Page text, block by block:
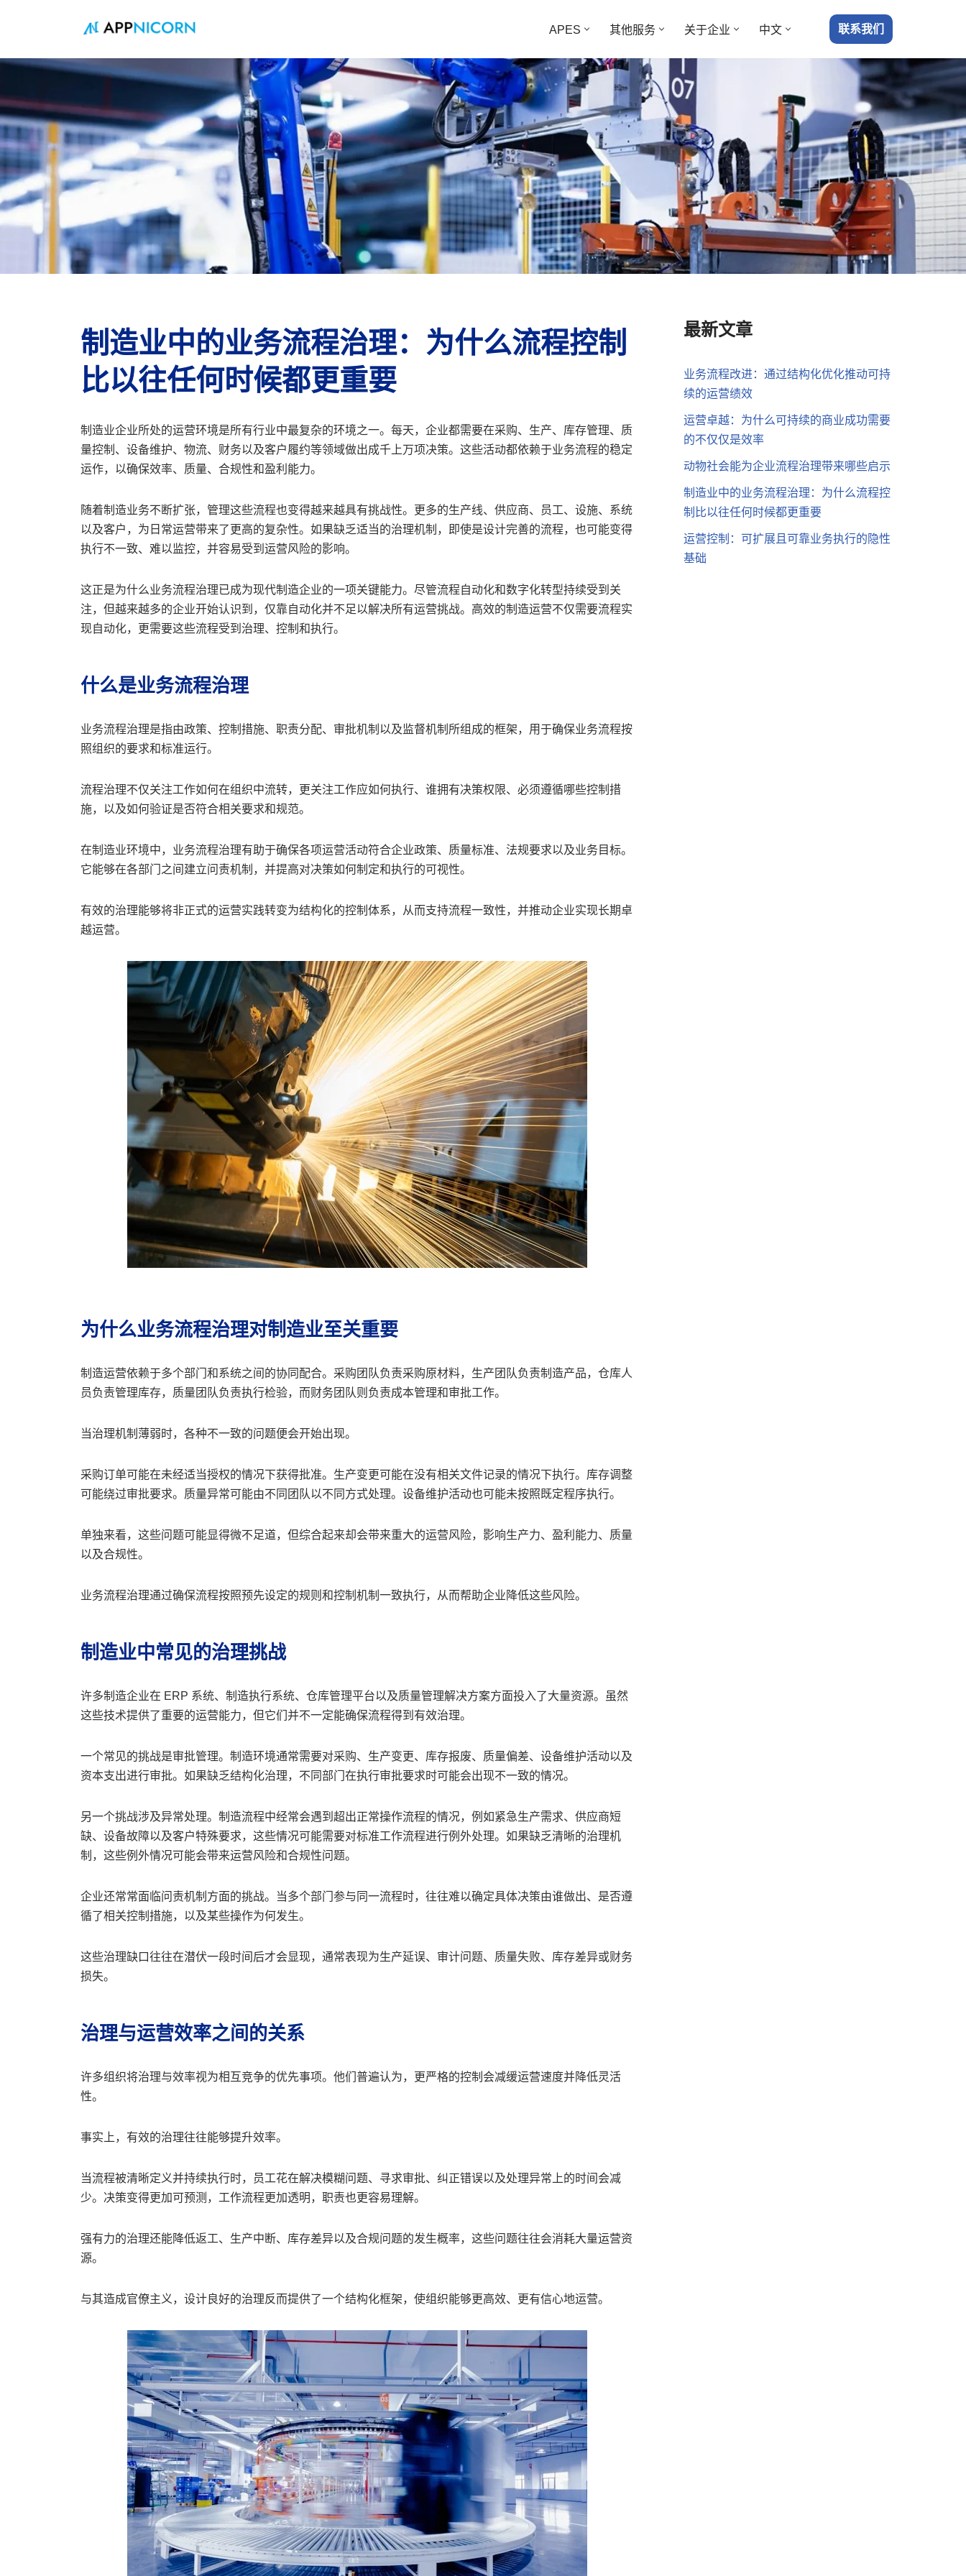
至
文
APES 其他服务 关于企业 中文 联系我们
主页» 制造业中的业务流程治理：为什么流程控制比以往任何时候都更重要
制造业中的业务流程治理：为什么流程控制
比以往任何时候都更重要
制造业企业所处的运营环境是所有行业中最复杂的环境之一。每天，企业都需要在采购、生产、库存管理、质
量控制、设备维护、物流、财务以及客户履约等领域做出成千上万项决策。这些活动都依赖于业务流程的稳定
运作，以确保效率、质量、合规性和盈利能力。
随着制造业务不断扩张，管理这些流程也变得越来越具有挑战性。更多的生产线、供应商、员工、设施、系统
以及客户，为日常运营带来了更高的复杂性。如果缺乏适当的治理机制，即使是设计完善的流程，也可能变得
执行不一致、难以监控，并容易受到运营风险的影响。
这正是为什么业务流程治理已成为现代制造企业的一项关键能力。尽管流程自动化和数字化转型持续受到关
注，但越来越多的企业开始认识到，仅靠自动化并不足以解决所有运营挑战。高效的制造运营不仅需要流程实
现自动化，更需要这些流程受到治理、控制和执行。
什么是业务流程治理
业务流程治理是指由政策、控制措施、职责分配、审批机制以及监督机制所组成的框架，用于确保业务流程按
照组织的要求和标准运行。
流程治理不仅关注工作如何在组织中流转，更关注工作应如何执行、谁拥有决策权限、必须遵循哪些控制措
施，以及如何验证是否符合相关要求和规范。
在制造业环境中，业务流程治理有助于确保各项运营活动符合企业政策、质量标准、法规要求以及业务目标。
它能够在各部门之间建立问责机制，并提高对决策如何制定和执行的可视性。
有效的治理能够将非正式的运营实践转变为结构化的控制体系，从而支持流程一致性，并推动企业实现长期卓
越运营。
为什么业务流程治理对制造业至关重要
制造运营依赖于多个部门和系统之间的协同配合。采购团队负责采购原材料，生产团队负责制造产品，仓库人
员负责管理库存，质量团队负责执行检验，而财务团队则负责成本管理和审批工作。
当治理机制薄弱时，各种不一致的问题便会开始出现。
采购订单可能在未经适当授权的情况下获得批准。生产变更可能在没有相关文件记录的情况下执行。库存调整
可能绕过审批要求。质量异常可能由不同团队以不同方式处理。设备维护活动也可能未按照既定程序执行。
单独来看，这些问题可能显得微不足道，但综合起来却会带来重大的运营风险，影响生产力、盈利能力、质量
以及合规性。
业务流程治理通过确保流程按照预先设定的规则和控制机制一致执行，从而帮助企业降低这些风险。
制造业中常见的治理挑战
许多制造企业在 ERP 系统、制造执行系统、仓库管理平台以及质量管理解决方案方面投入了大量资源。虽然
这些技术提供了重要的运营能力，但它们并不一定能确保流程得到有效治理。
一个常见的挑战是审批管理。制造环境通常需要对采购、生产变更、库存报废、质量偏差、设备维护活动以及
资本支出进行审批。如果缺乏结构化治理，不同部门在执行审批要求时可能会出现不一致的情况。
另一个挑战涉及异常处理。制造流程中经常会遇到超出正常操作流程的情况，例如紧急生产需求、供应商短
缺、设备故障以及客户特殊要求，这些情况可能需要对标准工作流程进行例外处理。如果缺乏清晰的治理机
制，这些例外情况可能会带来运营风险和合规性问题。
企业还常常面临问责机制方面的挑战。当多个部门参与同一流程时，往往难以确定具体决策由谁做出、是否遵
循了相关控制措施，以及某些操作为何发生。
这些治理缺口往往在潜伏一段时间后才会显现，通常表现为生产延误、审计问题、质量失败、库存差异或财务
损失。
治理与运营效率之间的关系
许多组织将治理与效率视为相互竞争的优先事项。他们普遍认为，更严格的控制会减缓运营速度并降低灵活
性。
事实上，有效的治理往往能够提升效率。
当流程被清晰定义并持续执行时，员工花在解决模糊问题、寻求审批、纠正错误以及处理异常上的时间会减
少。决策变得更加可预测，工作流程更加透明，职责也更容易理解。
强有力的治理还能降低返工、生产中断、库存差异以及合规问题的发生概率，这些问题往往会消耗大量运营资
源。
与其造成官僚主义，设计良好的治理反而提供了一个结构化框架，使组织能够更高效、更有信心地运营。
最新文章
业务流程改进：通过结构化优化推动可持
续的运营绩效
运营卓越：为什么可持续的商业成功需要
的不仅仅是效率
动物社会能为企业流程治理带来哪些启示
制造业中的业务流程治理：为什么流程控
制比以往任何时候都更重要
运营控制：可扩展且可靠业务执行的隐性
基础